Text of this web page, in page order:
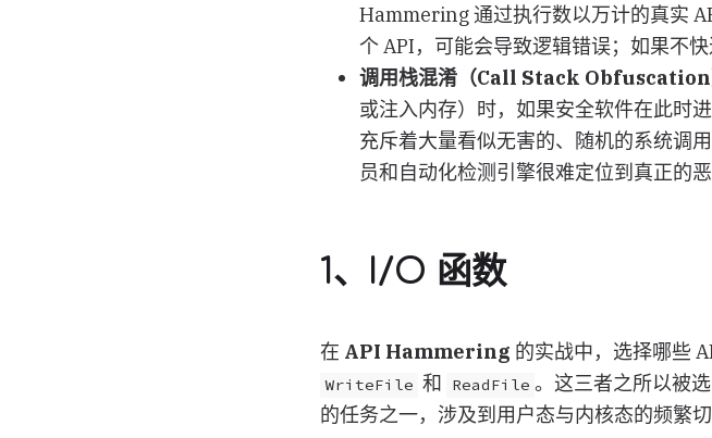
Hammering 通过执行数以万计的真实
个 API，可能会导致逻辑错误；如果不
调用栈混淆（Call Stack Obfuscation
或注入内存）时，如果安全软件在此时
充斥着大量看似无害的、随机的系统调
员和自动化检测引擎很难定位到真正的恶
1、I/O 函数
在 API Hammering 的实战中，选择哪些
WriteFile 和 ReadFile 。这三者之所以被
的任务之一，涉及到用户态与内核态的频繁